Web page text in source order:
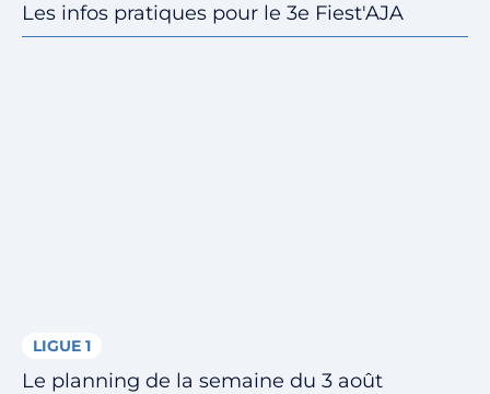
Les infos pratiques pour le 3e Fiest'AJA
LIGUE 1
Le planning de la semaine du 3 août